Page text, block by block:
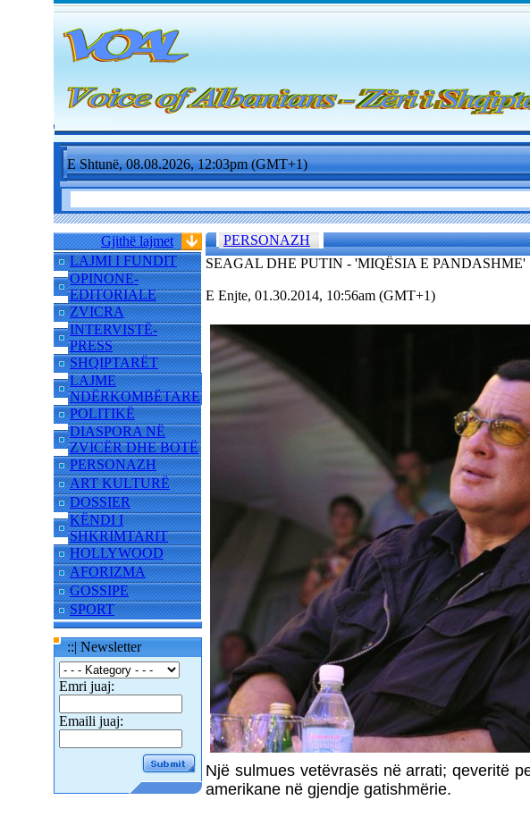
E Shtunë, 08.08.2026, 12:03pm (GMT+1)
Gjithë lajmet
LAJMI I FUNDIT
OPINONE-
EDITORIALE
ZVICRA
INTERVISTË-
PRESS
SHQIPTARËT
LAJME
NDËRKOMBËTARE
POLITIKË
DIASPORA NË
ZVICËR DHE BOTË
PERSONAZH
ART KULTURË
DOSSIER
KËNDI I
SHKRIMTARIT
HOLLYWOOD
AFORIZMA
GOSSIPE
SPORT
::| Newsletter
Emri juaj:
Emaili juaj:
PERSONAZH
SEAGAL DHE PUTIN - 'MIQËSIA E PANDASHME'
E Enjte, 01.30.2014, 10:56am (GMT+1)
Një sulmues vetëvrasës në arrati; qeveritë
amerikane në gjendje gatishmërie.